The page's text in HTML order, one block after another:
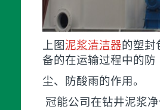
上图泥浆清洁器的塑封
备的在运输过程中的防
尘、防酸雨的作用。
冠能公司在钻井泥浆